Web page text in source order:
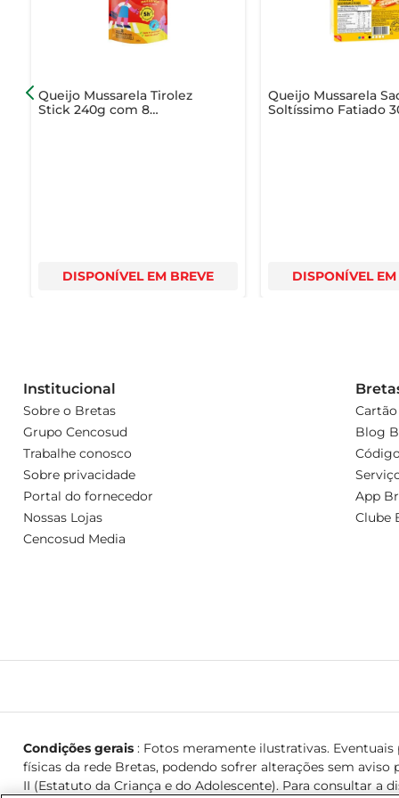
Queijo Mussarela Tirolez
Stick 240g com 8
DISPONÍVEL EM BREVE
Queijo Mussarela
Soltíssimo Fatiado
DISPONÍVEL EM
Institucional
Sobre o Bretas
Grupo Cencosud
Trabalhe conosco
Sobre privacidade
Portal do fornecedor
Nossas Lojas
Cencosud Media
Blog
App
Clube
Condições gerais: Fotos meramente ilustrativas. Eventuais
físicas da rede Bretas, podendo sofrer alterações sem aviso
II (Estatuto da Criança e do Adolescente). Para consultar a